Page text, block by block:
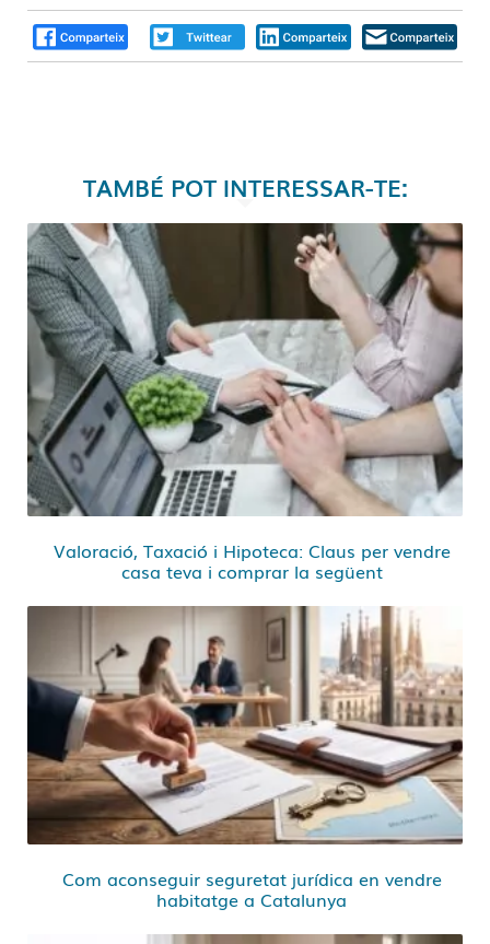
TAMBÉ POT INTERESSAR-TE:
Valoració, Taxació i Hipoteca: Claus per vendre
casa teva i comprar la següent
Com aconseguir seguretat jurídica en vendre
habitatge a Catalunya